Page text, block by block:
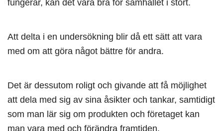
fungerar, kan det vara bra för samhället i stort.
Att delta i en undersökning blir då ett sätt att vara
med om att göra något bättre för andra.
Det är dessutom roligt och givande att få möjlighet
att dela med sig av sina åsikter och tankar, samtidigt
som man lär sig om produkten och företaget kan
man vara med och förändra framtiden.